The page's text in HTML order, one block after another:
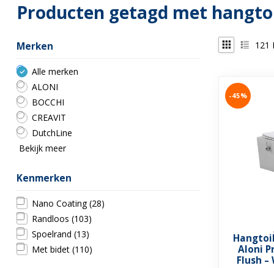
Producten getagd met
Merken
Alle merken
ALONI
BOCCHI
CREAVIT
DutchLine
Bekijk meer
Kenmerken
Nano Coating(28)
Randloos (103)
Spoelrand (13)
Met bidet (110)
121
-45%
Aloni
Flush –